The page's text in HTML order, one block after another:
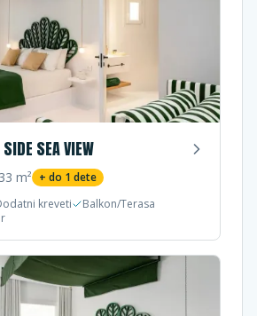
SEA VIEW
33 m² + do 1 dete
kreveti
Balkon/Terasa